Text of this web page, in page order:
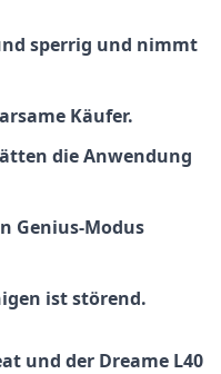
sperrig und nimmt
Käufer.
die Anwendung
Genius-Modus
ist störend.
und der Dreame L40